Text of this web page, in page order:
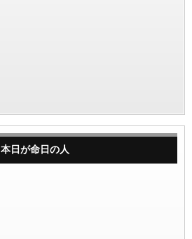
本日が命日の人